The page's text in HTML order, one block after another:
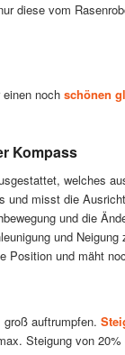
diese vom
noch schönen
Kompass
welches
misst die
und die
und
Position und mäht
auftrumpfen.
Steigung von 20%